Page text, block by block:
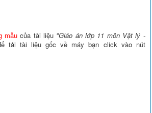
mẫucủa tài liệu "Giáo án lớp 11 môn Vật lý -
tải tài liệu gốc về máy bạn click vào nút